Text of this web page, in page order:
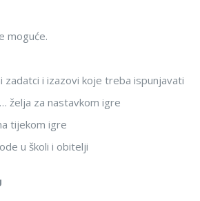
moguće.
zadatci i izazovi koje treba ispunjavati
želja za nastavkom igre
tijekom igre
u školi i obitelji